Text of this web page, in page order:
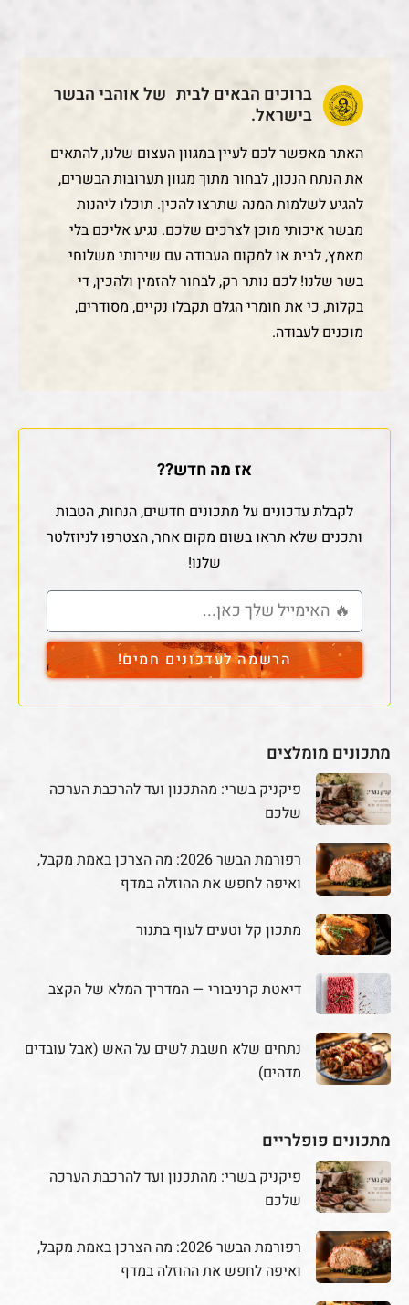
ברוכים הבאים לבית של אוהבי הבשר
בישראל.
האתר מאפשר לכם לעיין במגוון העצום שלנו, להתאים
את הנתח הנכון, לבחור מתוך מגוון תערובות הבשרים,
להגיע לשלמות המנה שתרצו להכין. תוכלו ליהנות
מבשר איכותי מוכן לצרכים שלכם. נגיע אליכם בלי
מאמץ, לבית או למקום העבודה עם שירותי משלוחי
בשר שלנו! לכם נותר רק, לבחור להזמין ולהכין, די
בקלות, כי את חומרי הגלם תקבלו נקיים, מסודרים,
מוכנים לעבודה.
אז מה חדש??
לקבלת עדכונים על מתכונים חדשים, הנחות, הטבות
ותכנים שלא תראו בשום מקום אחר, הצטרפו לניוזלטר
שלנו!
הרשמה לעדכונים חמים!
מתכונים מומלצים
פיקניק בשרי: מהתכנון ועד להרכבת הערכה
שלכם
רפורמת הבשר 2026: מה הצרכן באמת מקבל,
ואיפה לחפש את ההוזלה במדף
מתכון קל וטעים לעוף בתנור
דיאטת קרניבורי — המדריך המלא של הקצב
נתחים שלא חשבת לשים על האש (אבל עובדים
מדהים)
מתכונים פופלריים
פיקניק בשרי: מהתכנון ועד להרכבת הערכה
שלכם
רפורמת הבשר 2026: מה הצרכן באמת מקבל,
ואיפה לחפש את ההוזלה במדף